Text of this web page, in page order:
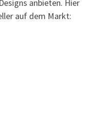
anbieten. Hier
auf dem Markt: